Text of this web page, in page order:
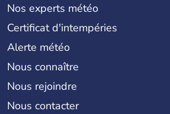
Nos experts météo
Certificat d'intempéries
Alerte météo
Nous connaître
Nous rejoindre
Nous contacter